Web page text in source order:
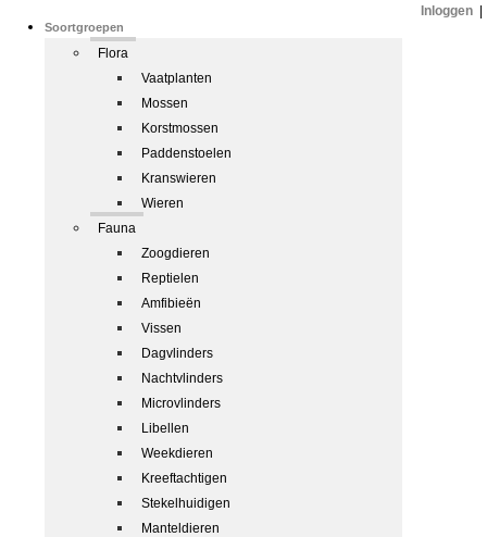
Soortgroepen
Flora
Vaatplanten
Mossen
Korstmossen
Paddenstoelen
Kranswieren
Wieren
Fauna
Zoogdieren
Reptielen
Amfibieën
Vissen
Dagvlinders
Nachtvlinders
Microvlinders
Libellen
Weekdieren
Kreeftachtigen
Stekelhuidigen
Manteldieren
Inloggen